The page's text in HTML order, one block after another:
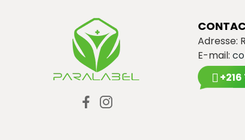
Adresse:
E-mail: